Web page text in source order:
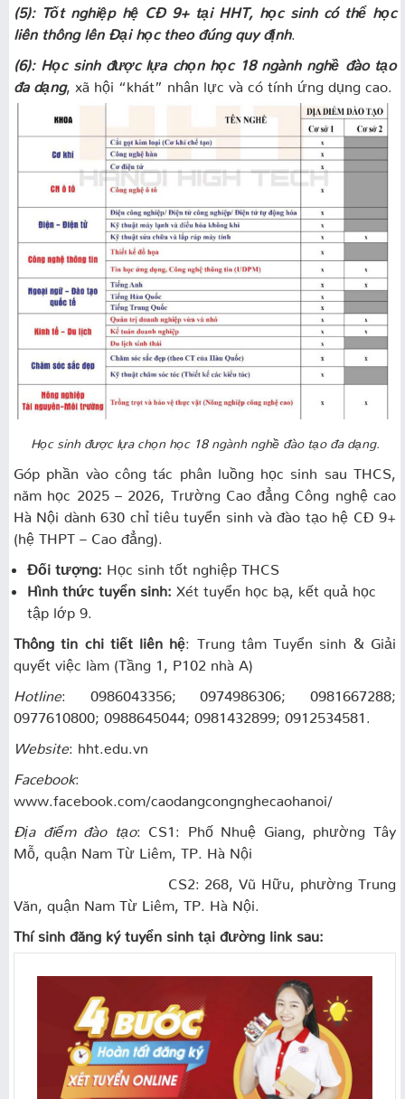
(5): Tốt nghiệp hệ CĐ 9+ tại HHT, học sinh có thể học
liên thông lên Đại học theo đúng quy định.
(6): Học sinh được lựa chọn học 18 ngành nghề đào tạo
đa dạng, xã hội “khát” nhân lực và có tính ứng dụng cao.
Học sinh được lựa chọn học 18 ngành nghề đào tạo đa dạng.
Góp phần vào công tác phân luồng học sinh sau THCS,
năm học 2025 – 2026, Trường Cao đẳng Công nghệ cao
Hà Nội dành 630 chỉ tiêu tuyển sinh và đào tạo hệ CĐ 9+
(hệ THPT – Cao đẳng).
Đối tượng: Học sinh tốt nghiệp THCS
Hình thức tuyển sinh: Xét tuyển học bạ, kết quả học
tập lớp 9.
Thông tin chi tiết liên hệ: Trung tâm Tuyển sinh & Giải
quyết việc làm (Tầng 1, P102 nhà A)
Hotline: 0986043356; 0974986306; 0981667288;
0977610800; 0988645044; 0981432899; 0912534581.
Website: hht.edu.vn
Facebook:
www.facebook.com/caodangcongnghecaohanoi/
Địa điểm đào tạo: CS1: Phố Nhuệ Giang, phường Tây
Mỗ, quận Nam Từ Liêm, TP. Hà Nội
CS2: 268, Vũ Hữu, phường Trung
Văn, quận Nam Từ Liêm, TP. Hà Nội.
Thí sinh đăng ký tuyển sinh tại đường link sau: